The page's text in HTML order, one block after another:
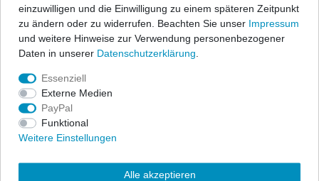
Vertrag widerrufen
Login
Warenkorb
Zur Kasse
UNTERNEHMEN:
einzuwilligen und die Einwilligung zu einem späteren Zeitpunkt
zu ändern oder zu widerrufen. Beachten Sie unser Impressum
und weitere Hinweise zur Verwendung personenbezogener
Daten in unserer Daten­schutz­erklärung
Essenziell
Externe Medien
PayPal
Funktional
Weitere Einstellungen
Alle akzeptieren